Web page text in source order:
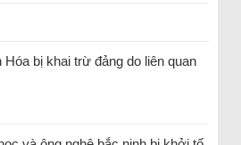
bị khai trừ đảng do liên quan